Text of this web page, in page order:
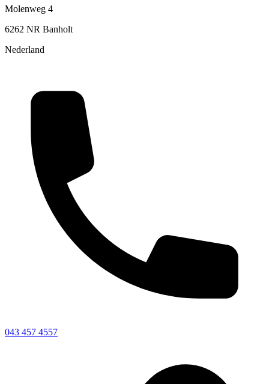
Molenweg 4
6262 NR Banholt
Nederland
043 457 4557